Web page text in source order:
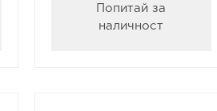
Попитай за
наличност